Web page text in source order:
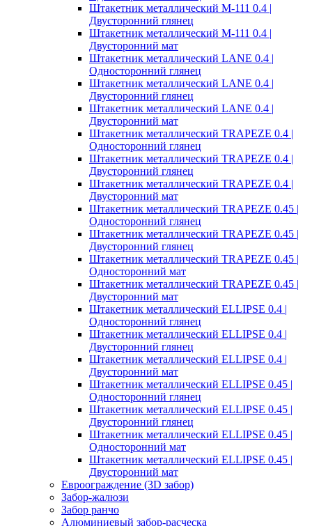
Штакетник металлический M-111 0.4 |
Двусторонний глянец
Штакетник металлический M-111 0.4 |
Двусторонний мат
Штакетник металлический LANE 0.4 |
Односторонний глянец
Штакетник металлический LANE 0.4 |
Двусторонний глянец
Штакетник металлический LANE 0.4 |
Двусторонний мат
Штакетник металлический TRAPEZE 0.4 |
Односторонний глянец
Штакетник металлический TRAPEZE 0.4 |
Двусторонний глянец
Штакетник металлический TRAPEZE 0.4 |
Двусторонний мат
Штакетник металлический TRAPEZE 0.45 |
Односторонний глянец
Штакетник металлический TRAPEZE 0.45 |
Двусторонний глянец
Штакетник металлический TRAPEZE 0.45 |
Односторонний мат
Штакетник металлический TRAPEZE 0.45 |
Двусторонний мат
Штакетник металлический ELLIPSE 0.4 |
Односторонний глянец
Штакетник металлический ELLIPSE 0.4 |
Двусторонний глянец
Штакетник металлический ELLIPSE 0.4 |
Двусторонний мат
Штакетник металлический ELLIPSE 0.45 |
Односторонний глянец
Штакетник металлический ELLIPSE 0.45 |
Двусторонний глянец
Штакетник металлический ELLIPSE 0.45 |
Односторонний мат
Штакетник металлический ELLIPSE 0.45 |
Двусторонний мат
Евроограждение (3D забор)
Забор-жалюзи
Забор ранчо
Алюминиевый забор-расческа